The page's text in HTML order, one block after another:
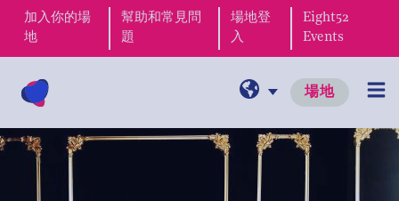
加入你的場
地
幫助和常見問
題
場地登
入
Eight52
Events
場地